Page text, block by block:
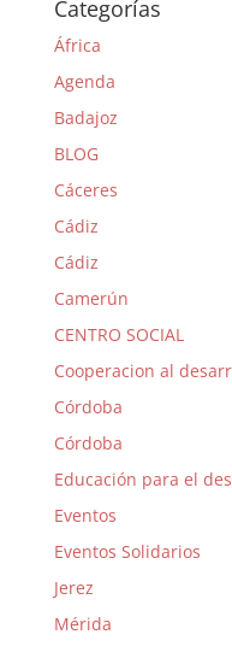
Categorías
África
Agenda
Badajoz
BLOG
Cáceres
Cádiz
Cádiz
Camerún
CENTRO SOCIAL
Cooperacion al
Córdoba
Córdoba
Educación para el
Eventos
Eventos Solidarios
Jerez
Mérida